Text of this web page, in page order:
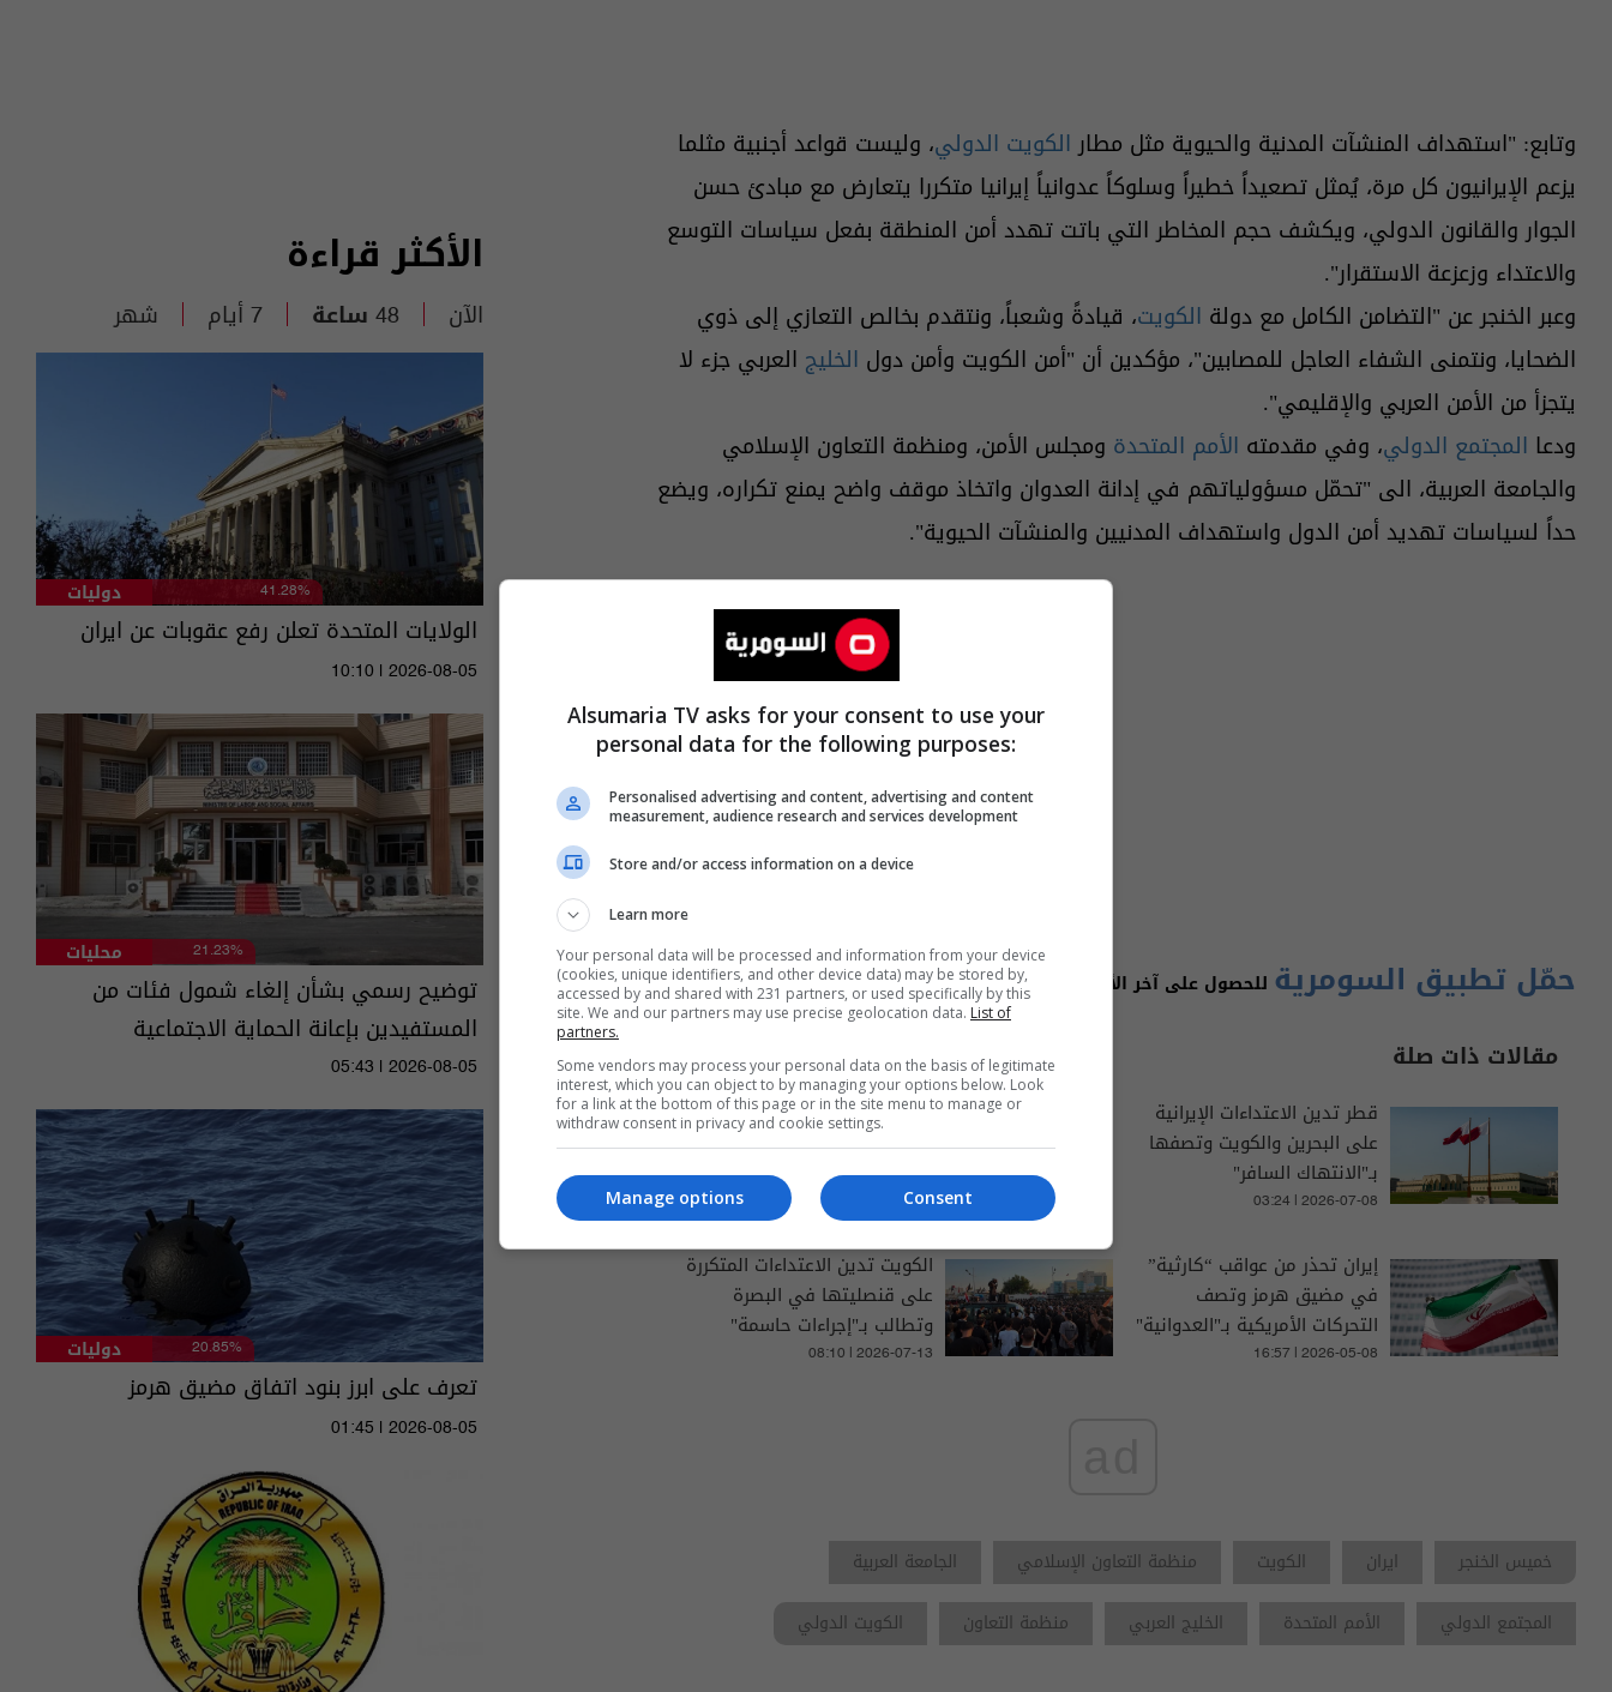
وتابع: "استهداف المنشآت المدنية والحيوية مثل مطارالكويت الدولي، وليست قواعد أجنبية مثلما
يزعم الإيرانيون كل مرة، يُمثل تصعيداً خطيراً وسلوكاً عدوانياً إيرانيا متكررا يتعارض مع مبادئ حسن
الجوار والقانون الدولي، ويكشف حجم المخاطر التي باتت تهدد أمن المنطقة بفعل سياسات التوسع
والاعتداء وزعزعة الاستقرار".
وعبر الخنجر عن "التضامن الكامل مع دولة الكويت، قيادةً وشعباً، ونتقدم بخالص التعازي إلى ذوي
الضحايا، ونتمنى الشفاء العاجل للمصابين"، مؤكدين أن "أمن الكويت وأمن دول الخليج العربي جزء لا
يتجزأ من الأمن العربي والإقليمي".
ودعا المجتمع الدولي، وفي مقدمته الأمم المتحدة ومجلس الأمن، ومنظمة التعاون الإسلامي
والجامعة العربية، الى "تحمّل مسؤولياتهم في إدانة العدوان واتخاذ موقف واضح يمنع تكراره، ويضع
حداً لسياسات تهديد أمن الدول واستهداف المدنيين والمنشآت الحيوية".
حمّل تطبيق السومرية للحصول على آخر الأخبار والتغطيات الخاصة
مقالات ذات صلة
قطر تدين الاعتداءات الإيرانية
على البحرين والكويت وتصفها
بـ"الانتهاك السافر"
03:24 | 2026-07-08
الناتو يؤكد ضرورة تأمين مضيق
هرمز ويصف الضربات الأميركية
بـ "الضرورية"
03:15 | 2026-07-08
إيران تحذر من عواقب “كارثية”
في مضيق هرمز وتصف
التحركات الأمريكية بـ"العدوانية"
16:57 | 2026-05-08
الكويت تدين الاعتداءات المتكررة
على قنصليتها في البصرة
وتطالب بـ"إجراءات حاسمة"
08:10 | 2026-07-13
خميس الخنجر ايران الكويت منظمة التعاون الإسلامي
الجامعة العربية
المجتمع الدولي
الأمم المتحدة الخليج العربي منظمة التعاون الكويت الدولي
الأكثر قراءة
الآن 48 ساعة 7 أيام شهر
دوليات 41.28%
الولايات المتحدة تعلن رفع عقوبات عن ايران
10:10 | 2026-08-05
محليات 21.23%
توضيح رسمي بشأن إلغاء شمول فئات من
المستفيدين بإعانة الحماية الاجتماعية
05:43 | 2026-08-05
دوليات 20.85%
تعرف على ابرز بنود اتفاق مضيق هرمز
01:45 | 2026-08-05
Alsumaria TV asks for your consent to use your
personal data for the following purposes:
Personalised advertising and content, advertising and content
measurement, audience research and services development
Store and/or access information on a device
Learn more
Your personal data will be processed and information from your device
(cookies, unique identifiers, and other device data) may be stored by,
accessed by and shared with 231 partners, or used specifically by this
site. We and our partners may use precise geolocation data. List of
partners.
Some vendors may process your personal data on the basis of legitimate
interest, which you can object to by managing your options below. Look
for a link at the bottom of this page or in the site menu to manage or
withdraw consent in privacy and cookie settings.
Consent
Manage options